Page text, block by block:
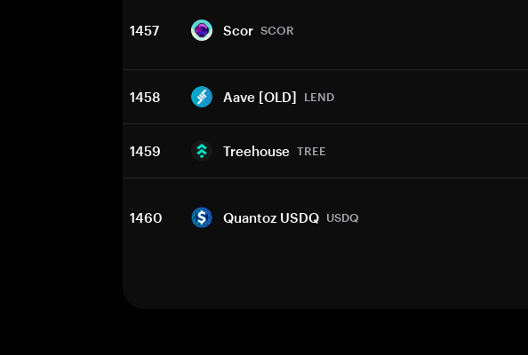
1457 Scor SCOR
1458 Aave [OLD] LEND
1459 Treehouse TREE
1460 Quantoz USDQ USDQ